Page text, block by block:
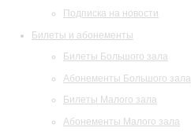
Подписка на новости
Билеты и абонементы
Билеты Большого зала
Абонементы Большого зала
Билеты Малого зала
Абонементы Малого зала